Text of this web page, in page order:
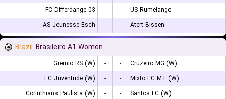
FC Differdange 03
- -
US Rumelange
AS Jeunesse Esch
- - Atert Bissen
Brazil Brasileiro A1 Women
Gremio RS (W) - -
Cruzeiro MG (W)
EC Juventude (W)
- -
Mixto EC MT (W)
Corinthians Paulista (W)
- - Santos FC (W)